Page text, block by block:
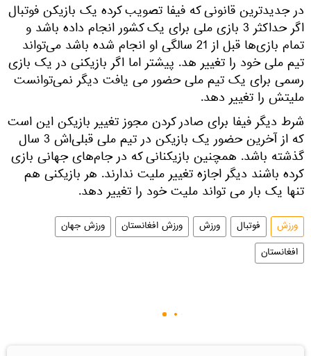
در جدیدترین قانونی که فیفا تصویب کرده یک بازیکن فوتبال
اگر حداکثر 3 بازی ملی برای یک کشور انجام داده باشد و
تمام بازی‌ها قبل از 21 سالگی او انجام شده باشد می‌تواند
تیم ملی خود را تغییر هد. پیشتر اما اگر بازیکنی در یک بازی
رسمی برای یک تیم ملی حضور می یافت دیگر نمی‌توانست
ملیتش را تغییر دهد.
شرط دیگر فیفا برای صادر کردن مجوز تغییر بازیکن این است
که از آخرین حضور یک بازیکن در تیم ملی قبلی‌اش 3 سال
گذشته باشد. همچنین بازیکنانی که در جام‌های جهانی بازی
کرده باشند دیگر اجازه تغییر ملیت ندارند. هر بازیکنی هم
تنها یک بار می تواند ملیت خود را تغییر دهد.
ورزش فوتبال ورزش ورزش افغانستان
ورزش جهان
افغانستان